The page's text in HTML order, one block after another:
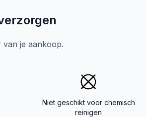
van je aankoop.
Niet geschikt voor chemisch
reinigen